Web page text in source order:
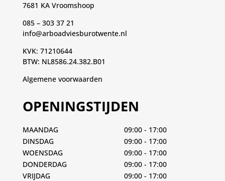
7681 KA Vroomshoop
085 – 303 37 21
info@arboadviesburotwente.nl
KVK: 71210644
BTW: NL8586.24.382.B01
Algemene voorwaarden
OPENINGSTIJDEN
MAANDAG
09:00 - 17:00
DINSDAG
09:00 - 17:00
WOENSDAG
09:00 - 17:00
DONDERDAG
09:00 - 17:00
VRIJDAG
09:00 - 17:00